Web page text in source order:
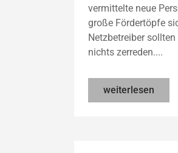
vermittelte neue
große Fördertöpfe
Netzbetreiber
nichts zerreden....
weiterlesen